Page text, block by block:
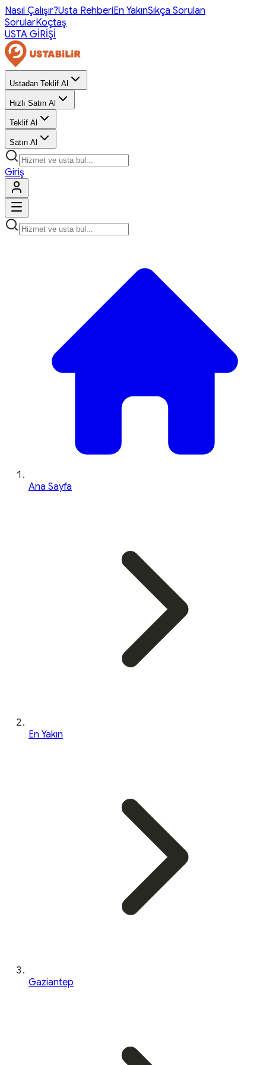
Nasıl Çalışır?Usta RehberiEn YakınSıkça Sorulan
SorularKoçtaş
USTA GİRİŞİ
Ustadan Teklif Al
Hızlı Satın Al
Teklif Al
Satın Al
Giriş
Ana Sayfa
En Yakın
Gaziantep